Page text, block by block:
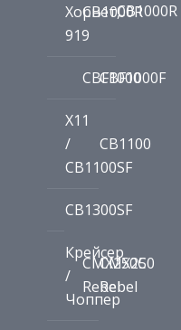
Хорнет,
919
CB1000RCB1000R
CBF1000
CBF1000F
X11
/
CB1100SF
CB1100
CB1300SF
Крейсер
/
Чоппер
CMX250C
Rebel
CMX250
Rebel